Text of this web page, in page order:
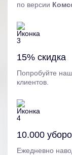
по версии
15% скидка
Попробуйте
клиентов.
10.000
Ежедневно